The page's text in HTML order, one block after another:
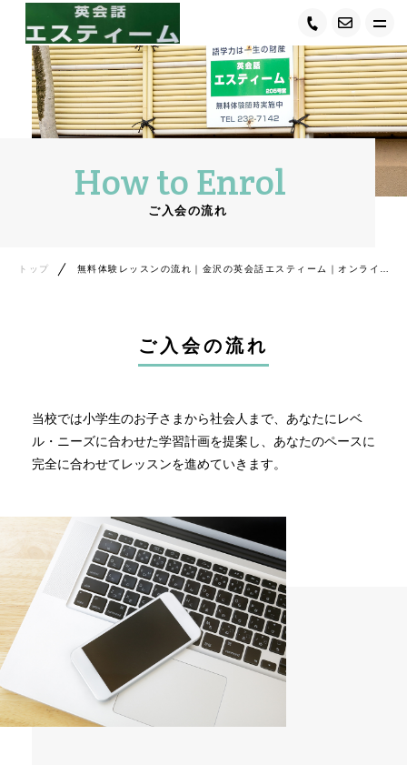
トップ
エスティームについて
キャンペーン情報
講師紹介
ご入会の流れ
英語習得への洞察・知見
お問い合わせ
アクセス
How to Enrol
ご入会の流れ
トップ
ご入会の流れ
当校では小学生のお子さまから社会人まで、あなたにレベ
ル・ニーズに合わせた学習計画を提案し、あなたのペースに
完全に合わせてレッスンを進めていきます。